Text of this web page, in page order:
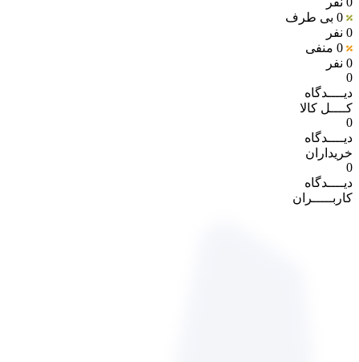
0 بی طرف
0 نفر
0 منفی
0 نفر
0
دیــــدگاه
کــــل کالا
0
دیــــدگاه
خریداران
0
دیــــدگاه
کاربـــــران